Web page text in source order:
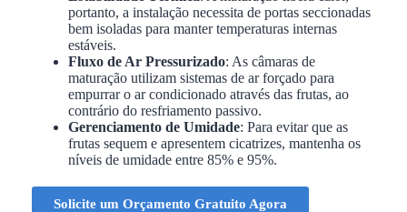
portanto, a instalação necessita de portas seccionadas
bem isoladas para manter temperaturas internas
estáveis.
Fluxo de Ar Pressurizado: As câmaras de
maturação utilizam sistemas de ar forçado para
empurrar o ar condicionado através das frutas, ao
contrário do resfriamento passivo.
Gerenciamento de Umidade: Para evitar que as
frutas sequem e apresentem cicatrizes, mantenha os
níveis de umidade entre 85% e 95%.
Solicite um Orçamento Gratuito Agora